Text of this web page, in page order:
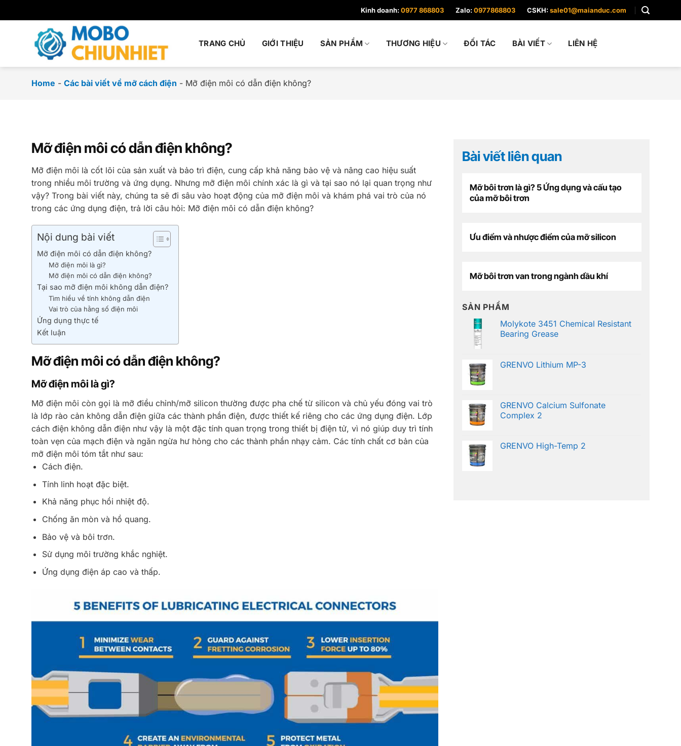
đến
Kinh doanh:0977 868803 Zalo:0977868803 CSKH:sale01@maianduc.com
TRANG CHỦ GIỚI THIỆU SẢN PHẨM THƯƠNG HIỆU ĐỐI TÁC BÀI VIẾT LIÊN HỆ
Home - Các bài viết về mỡ cách điện - Mỡ điện môi có dẫn điện không?
Mỡ điện môi có dẫn điện không?
Mỡ điện môi là cốt lõi của sản xuất và bảo trì điện, cung cấp khả năng bảo vệ và nâng cao hiệu suất
trong nhiều môi trường và ứng dụng. Nhưng mỡ điện môi chính xác là gì và tại sao nó lại quan trọng như
vậy? Trong bài viết này, chúng ta sẽ đi sâu vào hoạt động của mỡ điện môi và khám phá vai trò của nó
trong các ứng dụng điện, trả lời câu hỏi: Mỡ điện môi có dẫn điện không?
Nội dung bài viết
Mỡ điện môi có dẫn điện không?
Mỡ điện môi là gì?
Mỡ điện môi có dẫn điện không?
Tại sao mỡ điện môi không dẫn điện?
Tìm hiểu về tính không dẫn điện
Vai trò của hằng số điện môi
Ứng dụng thực tế
Kết luận
Mỡ điện môi có dẫn điện không?
Mỡ điện môi là gì?
Mỡ điện môi còn gọi là mỡ điều chỉnh/mỡ silicon thường được pha chế từ silicon và chủ yếu đóng vai trò
là lớp rào cản không dẫn điện giữa các thành phần điện, được thiết kế riêng cho các ứng dụng điện. Lớp
cách điện không dẫn điện như vậy là một đặc tính quan trọng trong thiết bị điện tử, vì nó giúp duy trì tính
toàn vẹn của mạch điện và ngăn ngừa hư hỏng cho các thành phần nhạy cảm. Các tính chất cơ bản của
mỡ điện môi tóm tắt như sau:
Cách điện.
Tính linh hoạt đặc biệt.
Khả năng phục hồi nhiệt độ.
Chống ăn mòn và hồ quang.
Bảo vệ và bôi trơn.
Sử dụng môi trường khắc nghiệt.
Ứng dụng điện áp cao và thấp.
Bài viết liên quan
Mỡ bôi trơn là gì? 5 Ứng dụng và cấu tạo
của mỡ bôi trơn
Ưu điểm và nhược điểm của mỡ silicon
Mỡ bôi trơn van trong ngành dầu khí
SẢN PHẨM
Molykote 3451 Chemical Resistant
Bearing Grease
GRENVO Lithium MP-3
GRENVO Calcium Sulfonate
Complex 2
GRENVO High-Temp 2